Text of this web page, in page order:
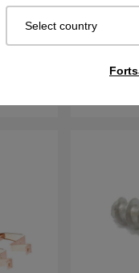
Select country